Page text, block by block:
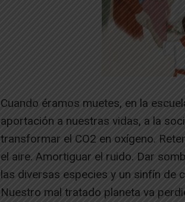
Cuando éramos muetes, en la
aportación a nuestras vidas, a la
transformar el CO2 en oxígeno.
el aire. Amortiguar el ruido. Dar
las diversas especies y un sinfín de
Nuestro mal tratado planeta va